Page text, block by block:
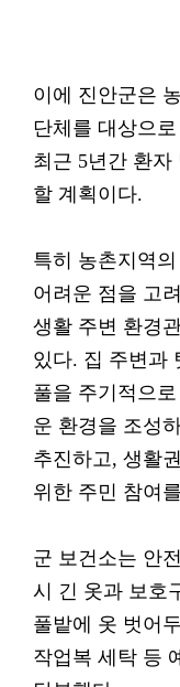
이에 진안군은
단체를 대상으
최근 5년간 환자
할 계획이다.
특히 농촌지역
어려운 점을 고
생활 주변 환경
있다. 집 주변과
풀을 주기적으
운 환경을 조성
추진하고, 생활
위한 주민 참여
군 보건소는 안
시 긴 옷과 보호
풀밭에 옷 벗어
작업복 세탁 등